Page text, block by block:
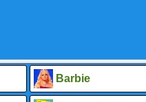
Barbie